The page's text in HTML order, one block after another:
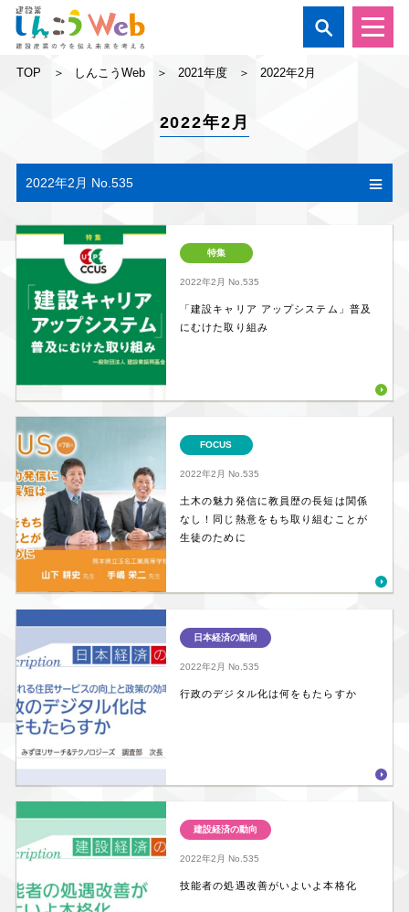

TOP しんこうWeb 2021年度 2022年2月
2022年2月
2022年2月 No.535
特集
2022年2月 No.535
「建設キャリア アップシステム」普及
にむけた取り組み
FOCUS
2022年2月 No.535
土木の魅力発信に教員歴の長短は関係
なし！同じ熱意をもち取り組むことが
生徒のために
日本経済の動向
2022年2月 No.535
行政のデジタル化は何をもたらすか
建設経済の動向
2022年2月 No.535
技能者の処遇改善がいよいよ本格化